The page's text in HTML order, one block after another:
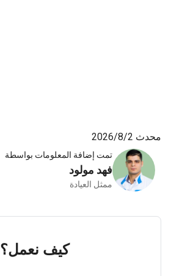
تمت إضافة المعلومات بواسطة
فهد مولود
ممثل العيادة
محدث 2‏/8‏/2026
كيف نعمل؟